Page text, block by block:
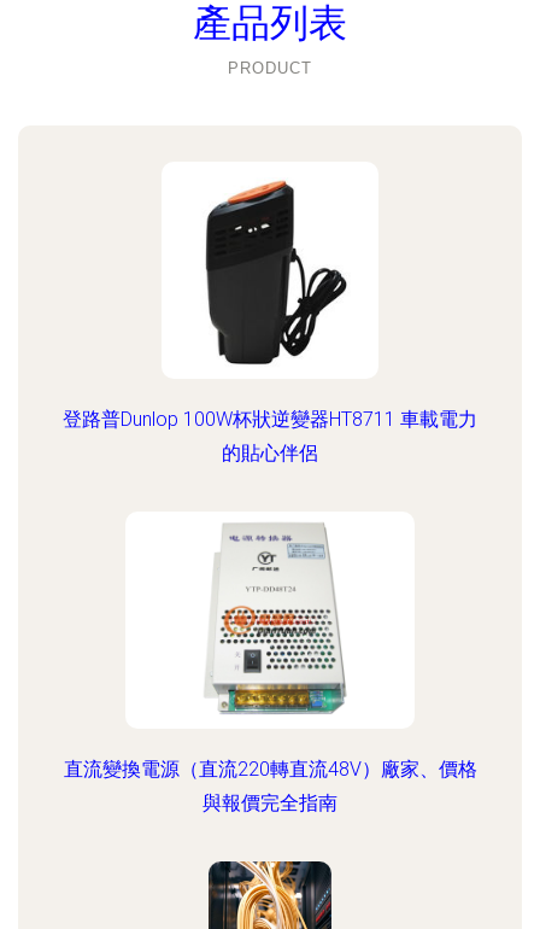
產品列表
PRODUCT
登路普Dunlop 100W杯狀逆變器HT8711 車載電力
的貼心伴侶
直流變換電源（直流220轉直流48V）廠家、價格
與報價完全指南